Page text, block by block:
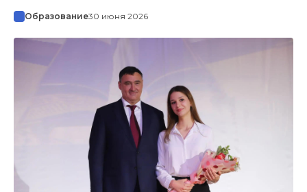
Образование30 июня 2026